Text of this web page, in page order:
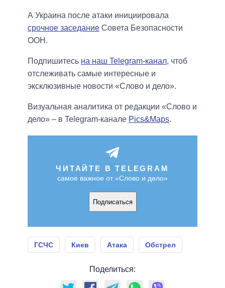
А Украина после атаки инициировала
срочное заседание Совета Безопасности
ООН.
Подпишитесь на наш Telegram-канал, чтоб
отслеживать самые интересные и
эксклюзивные новости «Слово и дело».
Визуальная аналитика от редакции «Слово и
дело» – в Telegram-канале Pics&Maps.
ЧИТАЙТЕ В TELEGRAM
самое важное от «Слово и дело»
Подписаться
ГСЧС Киев Атака Обстрел
Поделиться: